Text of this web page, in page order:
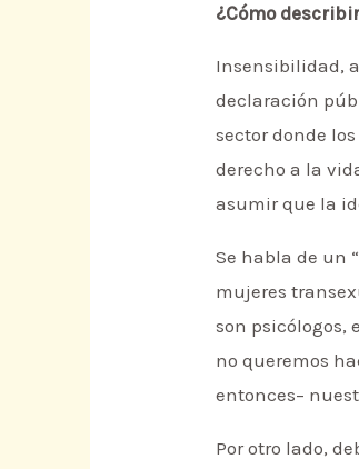
¿Cómo
Insensibilidad,
declaración
sector donde
derecho a la
asumir que la
Se habla de un
mujeres
son psicólogos,
no queremos
entonces–
Por otro lado,